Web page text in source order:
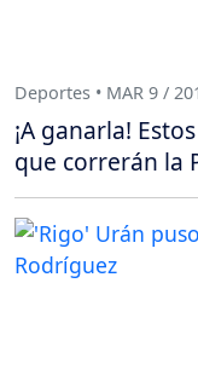
Deportes • MAR 9 /
¡A ganarla!
que correrán la